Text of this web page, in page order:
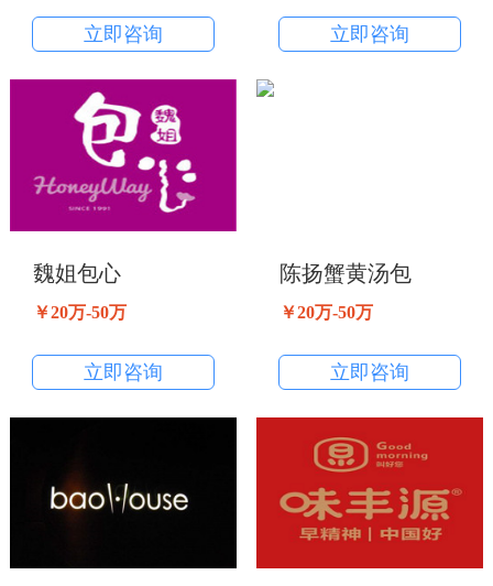
立即咨询 立即咨询
魏姐包心
￥20万-50万
立即咨询
陈扬蟹黄汤包
￥20万-50万
立即咨询